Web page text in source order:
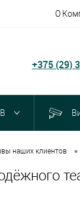
О
+375 (29)
наших клиентов •